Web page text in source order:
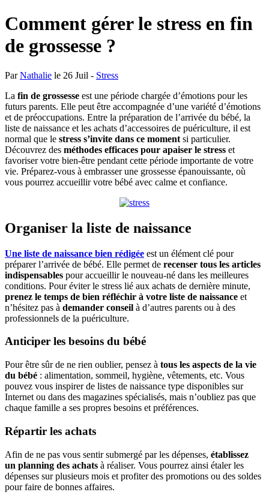
Comment gérer le stress en fin
de grossesse ?
ParNathalie le 26 Juil - Stress
La fin de grossesse est une période chargée d’émotions pour les
futurs parents. Elle peut être accompagnée d’une variété d’émotions
et de préoccupations. Entre la préparation de l’arrivée du bébé, la
liste de naissance et les achats d’accessoires de puériculture, il est
normal que le stress s’invite dans ce moment si particulier.
Découvrez des méthodes efficaces pour apaiser le stress et
favoriser votre bien-être pendant cette période importante de votre
vie. Préparez-vous à embrasser une grossesse épanouissante, où
vous pourrez accueillir votre bébé avec calme et confiance.
Organiser la liste de naissance
Une liste de naissance bien rédigée est un élément clé pour
préparer l’arrivée de bébé. Elle permet de recenser tous les articles
indispensables pour accueillir le nouveau-né dans les meilleures
conditions. Pour éviter le stress lié aux achats de dernière minute,
prenez le temps de bien réfléchir à votre liste de naissance et
n’hésitez pas à demander conseil à d’autres parents ou à des
professionnels de la puériculture.
Anticiper les besoins du bébé
Pour être sûr de ne rien oublier, pensez à tous les aspects de la vie
du bébé : alimentation, sommeil, hygiène, vêtements, etc. Vous
pouvez vous inspirer de listes de naissance type disponibles sur
Internet ou dans des magazines spécialisés, mais n’oubliez pas que
chaque famille a ses propres besoins et préférences.
Répartir les achats
Afin de ne pas vous sentir submergé par les dépenses, établissez
un planning des achats à réaliser. Vous pourrez ainsi étaler les
dépenses sur plusieurs mois et profiter des promotions ou des soldes
pour faire de bonnes affaires.